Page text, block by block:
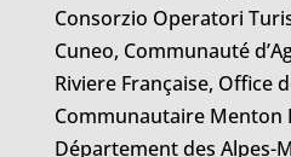
Consorzio Operatori
Cuneo, Communauté
Riviere Française, Office
Communautaire Menton
Département des Alpes-